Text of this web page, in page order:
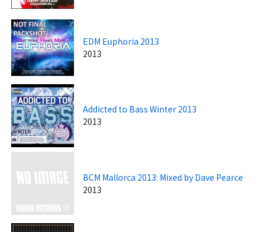
EDM Euphoria 2013
2013
Addicted to Bass Winter 2013
2013
BCM Mallorca 2013: Mixed by Dave Pearce
2013